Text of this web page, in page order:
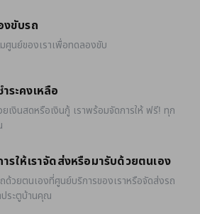
ขับรถ
ศูนย์ของเราเพื่อทดลองขับ
ระคงเหลือ
ยเงินสดหรือเงินกู้ เราพร้อมจัดการให้ ฟรี! ทุก
รให้เราจัดส่งหรือมารับด้วยตนเอง
ด้วยตนเองที่ศูนย์บริการของเราหรือจัดส่งรถ
ระตูบ้านคุณ